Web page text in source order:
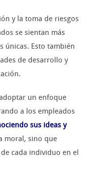
y la toma de riesgos
se sientan más
únicas. Esto también
de desarrollo y
un enfoque
a los empleados
sus ideas y
moral, sino que
cada individuo en el